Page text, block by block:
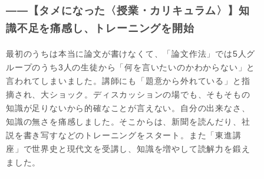
――【タメになった〈授業・カリキュラム〉】知
識不足を痛感し、トレーニングを開始
最初のうちは本当に論文が書けなくて、「論文作法」では5人グ
ループのうち3人の生徒から「何を言いたいのかわからない」と
言われてしまいました。講師にも「題意から外れている」と指
摘され、大ショック。ディスカッションの場でも、そもそもの
知識が足りないから的確なことが言えない。自分の出来なさ、
知識の無さを痛感しました。そこからは、新聞を読んだり、社
説を書き写すなどのトレーニングをスタート。また「東進講
座」で世界史と現代文を受講し、知識を増やして読解力を鍛え
ました。